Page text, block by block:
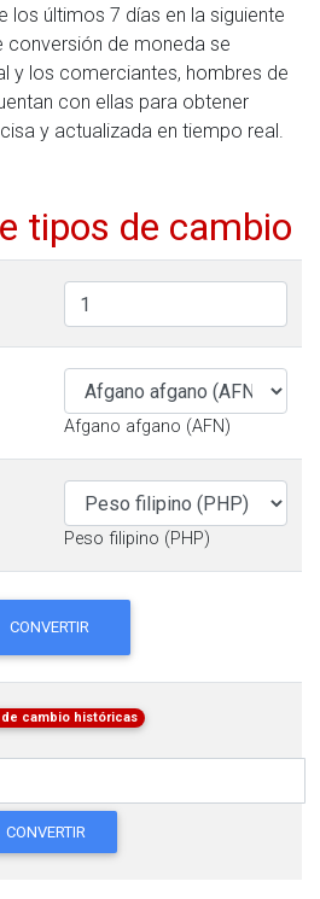
los últimos 7 días en la siguiente
conversión de moneda se
y los comerciantes, hombres de
con ellas para obtener
y actualizada en tiempo real.
tipos de cambio
Afgano afgano (AFN)
Peso filipino (PHP)
CONVERTIR
de cambio históricas
CONVERTIR